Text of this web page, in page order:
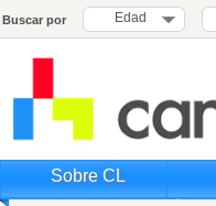
Buscar por Edad
Sobre CL